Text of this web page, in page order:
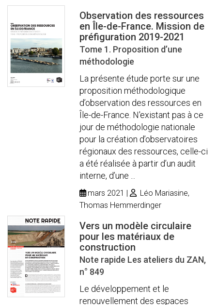
Observation des ressources
en Île-de-France. Mission de
préfiguration 2019-2021
Tome 1. Proposition d’une
méthodologie
La présente étude porte sur une
proposition méthodologique
d’observation des ressources en
Île-de-France. N'existant pas à ce
jour de méthodologie nationale
pour la création d’observatoires
régionaux des ressources, celle-ci
a été réalisée à partir d’un audit
interne, d’une ...
mars 2021
Léo Mariasine,
Thomas Hemmerdinger
Vers un modèle circulaire
pour les matériaux de
construction
Note rapide Les ateliers du ZAN,
n° 849
Le développement et le
renouvellement des espaces